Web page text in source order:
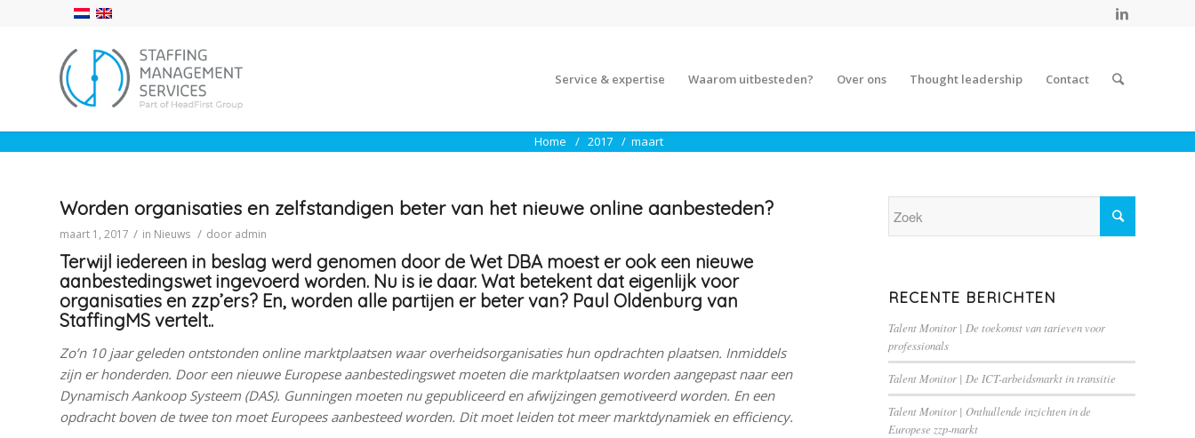
Service & expertise Waarom uitbesteden? Over ons Thought leadership Contact
Home 2017 maart
Worden organisaties en zelfstandigen beter van het nieuwe online aanbesteden?
maart 1, 2017 / in Nieuws / door admin
Terwijl iedereen in beslag werd genomen door de Wet DBA moest er ook een nieuwe
aanbestedingswet ingevoerd worden. Nu is ie daar. Wat betekent dat eigenlijk voor
organisaties en zzp’ers? En, worden alle partijen er beter van? Paul Oldenburg van
StaffingMS vertelt..
Zo’n 10 jaar geleden ontstonden online marktplaatsen waar overheidsorganisaties hun opdrachten plaatsen. Inmiddels
zijn er honderden. Door een nieuwe Europese aanbestedingswet moeten die marktplaatsen worden aangepast naar een
Dynamisch Aankoop Systeem (DAS). Gunningen moeten nu gepubliceerd en afwijzingen gemotiveerd worden. En een
opdracht boven de twee ton moet Europees aanbesteed worden. Dit moet leiden tot meer marktdynamiek en efficiency.
RECENTE BERICHTEN
Talent Monitor | De toekomst van tarieven voor
professionals
Talent Monitor | De ICT-arbeidsmarkt in transitie
Talent Monitor | Onthullende inzichten in de
Europese zzp-markt